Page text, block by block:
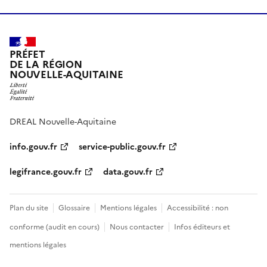
PRÉFET
DE LA RÉGION
NOUVELLE-AQUITAINE
DREAL Nouvelle-Aquitaine
info.gouv.fr
service-public.gouv.fr
legifrance.gouv.fr
data.gouv.fr
Plan du site Glossaire Mentions légales
Accessibilité : non
conforme (audit en cours)
Nous contacter
Infos éditeurs et
mentions légales